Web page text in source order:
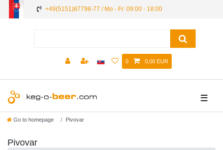
+49(5151)87798-77 / Mo - Fr: 09:00 - 18:00
0 0,00 EUR
☰
Go to homepage Pivovar
Pivovar